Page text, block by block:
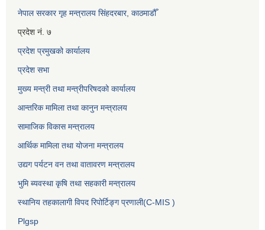
नेपाल सरकार गृह मन्त्रालय सिंहदरबार, काठमाडौँ
प्रदेश नं. ७
प्रदेश प्रमुखको कार्यालय
प्रदेश सभा
मुख्य मन्त्री तथा मन्त्रीपरिषदको कार्यालय
आन्तरिक मामिला तथा कानुन मन्त्रालय
सामाजिक विकास मन्त्रालय
आर्थिक मामिला तथा योजना मन्त्रालय
उद्यग पर्यटन वन तथा वातावरण मन्त्रालय
भुमि ब्यवस्था कृषि तथा सहकारी मन्त्रालय
स्थानिय तहकालागी विपद रिपोर्टिङ्ग प्रणाली(C-MIS )
Plgsp